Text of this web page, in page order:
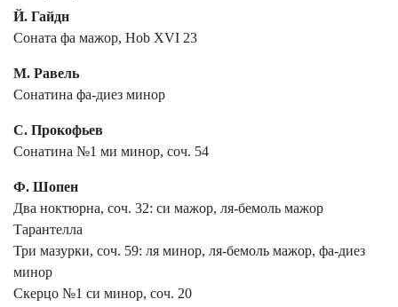
Й. Гайдн
Соната фа мажор, Hob XVI 23
М. Равель
Сонатина фа-диез минор
С. Прокофьев
Сонатина №1 ми минор, соч. 54
Ф. Шопен
Два ноктюрна, соч. 32: си мажор, ля-бемоль мажор
Тарантелла
Три мазурки, соч. 59: ля минор, ля-бемоль мажор, фа-диез
минор
Скерцо №1 си минор, соч. 20